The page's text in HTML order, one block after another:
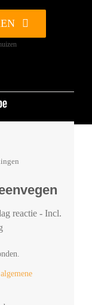
reactie - Incl.
algemene